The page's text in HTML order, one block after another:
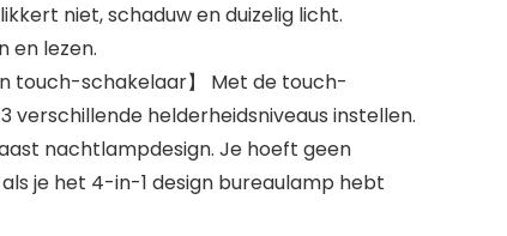
niet, schaduw en duizelig licht.
en lezen.
touch-schakelaar】 Met de touch-
verschillende helderheidsniveaus instellen.
nachtlampdesign. Je hoeft geen
je het 4-in-1 design bureaulamp hebt